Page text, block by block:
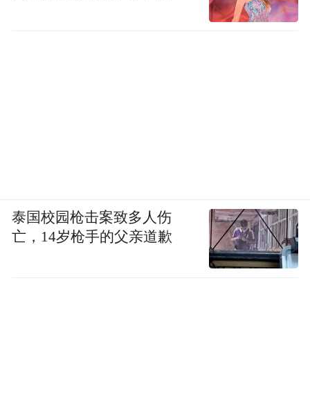
泰国校园枪击案致多人伤
亡，14岁枪手的父亲道歉